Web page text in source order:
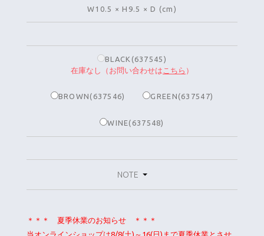
W10.5 × H9.5 × D (cm)
BLACK(637545)
在庫なし（お問い合わせは こちら ）
BROWN(637546) GREEN(637547)
WINE(637548)
NOTE
＊＊＊ 夏季休業のお知らせ ＊＊＊
当オンラインショップは8/8(土)～16(日)まで夏季休業とさせ